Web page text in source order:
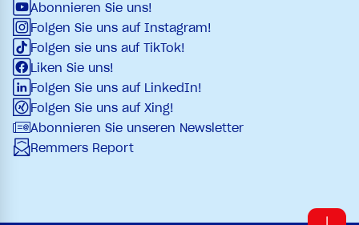
Abonnieren Sie uns!
Folgen Sie uns auf Instagram!
Folgen sie uns auf TikTok!
Liken Sie uns!
Folgen Sie uns auf LinkedIn!
Folgen Sie uns auf Xing!
Abonnieren Sie unseren Newsletter
Remmers Report